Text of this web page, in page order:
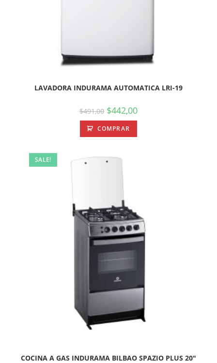
LAVADORA INDURAMA AUTOMATICA LRI-19
$491,00 $442,00
COMPRAR
SALE!
COCINA A GAS INDURAMA BILBAO SPAZIO PLUS 20″